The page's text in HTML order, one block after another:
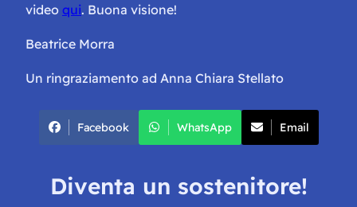
video qui. Buona visione!
Beatrice Morra
Un ringraziamento ad Anna Chiara Stellato
Facebook WhatsApp Email
Diventa un sostenitore!